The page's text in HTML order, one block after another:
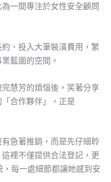
一間專注於女性安全顧問
、投入大筆裝潢費用，繁
藍圖的空間。
慧芳的煩惱後，笑著分享
合作夥伴」，正是
急著推銷，而是先仔細聆
裡不僅提供合法登記，更
每一處細節都讓她感到安